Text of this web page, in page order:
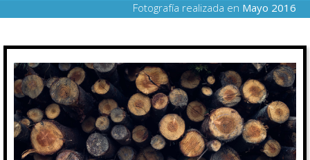
Fotografía realizada en Mayo 2016